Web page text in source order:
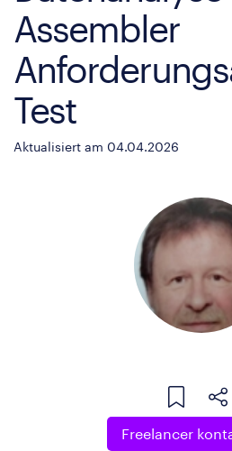
Assembler
Test
Aktualisiert am 04.04.2026
Freelancer